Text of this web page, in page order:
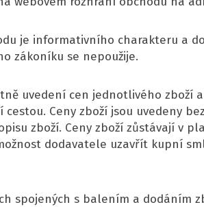
je informativního charakteru a
zákoníku se nepoužije.
uvedení cen jednotlivého zboží
Ceny zboží jsou uvedeny
zboží. Ceny zboží zůstávají v
dodavatele uzavřít kupní
spojených s balením a dodáním